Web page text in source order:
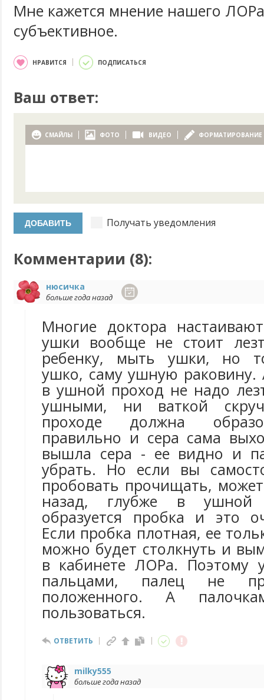
Мне кажется мнение нашего
субъективное.
НРАВИТСЯ ПОДПИСАТЬСЯ
Ваш ответ:
СМАЙЛЫ ФОТО ВИДЕО ФОРМАТИРОВАНИЕ
Получать уведомления
Комментарии (8):
нюсичка
больше года назад
Многие доктора
ушки вообще не стоит
ребенку, мыть ушки, но
ушко, саму ушную раковину.
в ушной проход не надо
ушными, ни ваткой
проходе должна
правильно и сера сама
вышла сера - ее видно и
убрать. Но если вы
пробовать прочищать,
назад, глубже в ушной
образуется пробка и это
Если пробка плотная, ее
можно будет столкнуть и
в кабинете ЛОРа. Поэтому
пальцами, палец не
положенного. А
пользоваться.
ОТВЕТИТЬ
milky555
больше года назад